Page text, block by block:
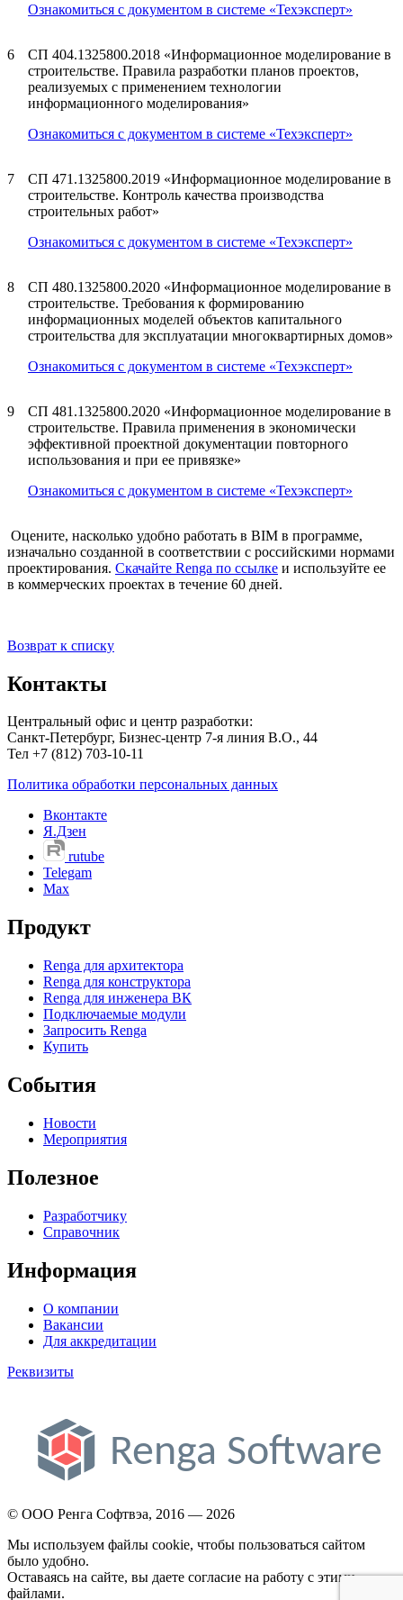
Ознакомиться с документом в системе «Техэксперт»
6
СП 404.1325800.2018 «Информационное моделирование в
строительстве. Правила разработки планов проектов,
реализуемых с применением технологии
информационного моделирования»
Ознакомиться с документом в системе «Техэксперт»
7
СП 471.1325800.2019 «Информационное моделирование в
строительстве. Контроль качества производства
строительных работ»
Ознакомиться с документом в системе «Техэксперт»
8
СП 480.1325800.2020 «Информационное моделирование в
строительстве. Требования к формированию
информационных моделей объектов капитального
строительства для эксплуатации многоквартирных домов»
Ознакомиться с документом в системе «Техэксперт»
9
СП 481.1325800.2020 «Информационное моделирование в
строительстве. Правила применения в экономически
эффективной проектной документации повторного
использования и при ее привязке»
Ознакомиться с документом в системе «Техэксперт»
Оцените, насколько удобно работать в BIM в программе,
изначально созданной в соответствии с российскими нормами
проектирования. Скачайте Renga по ссылке и используйте ее
в коммерческих проектах в течение 60 дней.
Возврат к списку
Контакты
Центральный офис и центр разработки:
Санкт-Петербург, Бизнес-центр 7-я линия В.О., 44
Тел +7 (812) 703-10-11
Политика обработки персональных данных
Вконтакте
Я.Дзен
rutube
Telegam
Max
Продукт
Renga для архитектора
Renga для конструктора
Renga для инженера ВК
Подключаемые модули
Запросить Renga
Купить
События
Новости
Мероприятия
Полезное
Разработчику
Справочник
Информация
О компании
Вакансии
Для аккредитации
Реквизиты
© ООО Ренга Софтвэа, 2016 — 2026
Мы используем файлы cookie, чтобы пользоваться сайтом
было удобно.
Оставаясь на сайте, вы даете согласие на работу с этими
файлами.